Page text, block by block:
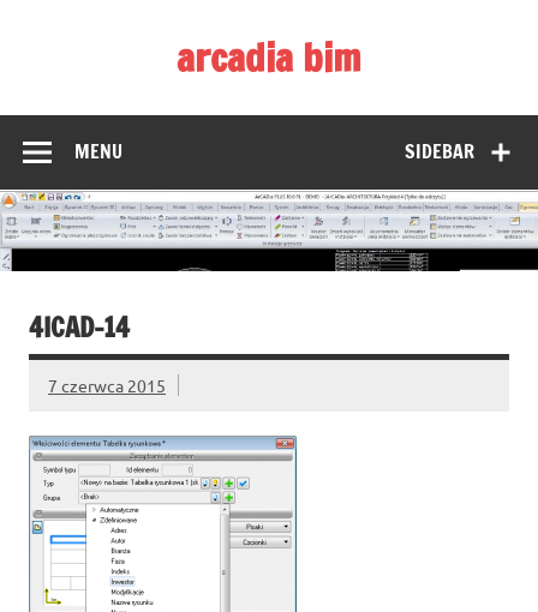
arcadia bim
SIDEBAR
MENU
4ICAD-14
7 czerwca 2015